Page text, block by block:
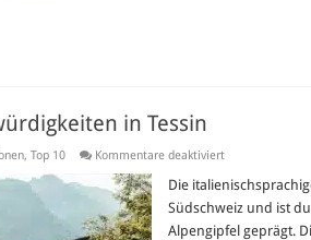
in Tessin
, Top 10 Kommentare deaktiviertfür
Top10-
in
Tessin
Die
Südschweiz und ist
Alpengipfel geprägt.